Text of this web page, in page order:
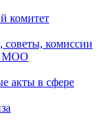
комитет
комиссии
МОО
акты в сфере